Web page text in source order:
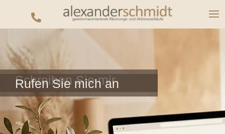

Schreiben Sie mir
Rufen Sie mich an